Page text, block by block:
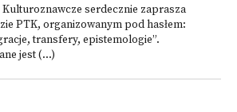
serdecznie zaprasza
PTK, organizowanym pod hasłem:
transfery, epistemologie”.
jest (...)